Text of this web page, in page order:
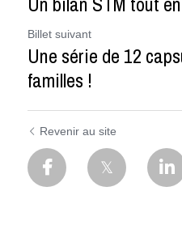
Billet suivant
Une série de 12
familles !
Revenir au site